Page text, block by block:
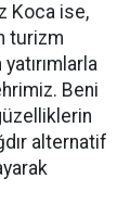
Koca ise,
turizm
Beni
alternatif